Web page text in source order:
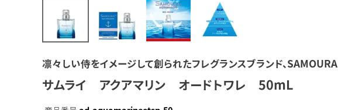
凛々しい侍をイメージして創られたフレグランスブランド、SAMOURAI
サムライ アクアマリン オードトワレ 50mL